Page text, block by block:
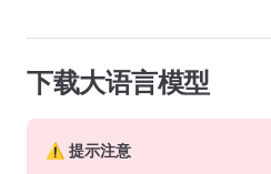
下载大语言模型
⚠ 提示注意